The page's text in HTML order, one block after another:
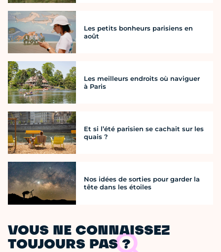
Les petits bonheurs parisiens en
août
Les meilleurs endroits où naviguer
à Paris
Et si l’été parisien se cachait sur les
quais ?
Nos idées de sorties pour garder la
tête dans les étoiles
VOUS NE CONNAISSEZ
TOUJOURS PAS ?